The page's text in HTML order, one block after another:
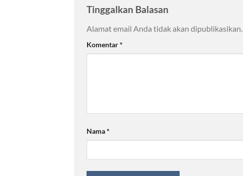
Tinggalkan Balasan
Alamat email Anda tidak akan dipublikasikan.
Komentar*
Nama*